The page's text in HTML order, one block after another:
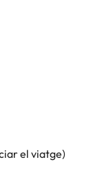
el viatge)